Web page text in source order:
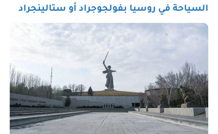
السياحة في روسيا بفولجوجراد أو ستالينجراد